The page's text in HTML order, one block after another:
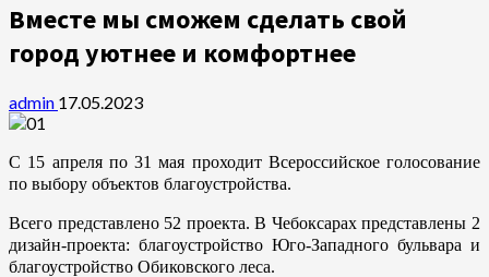
Вместе мы cможем сделать свой
город уютнее и комфортнее
admin 17.05.2023
С 15 апреля по 31 мая проходит Всероссийское голосование
по выбору объектов благоустройства.
Всего представлено 52 проекта. В Чебоксарах представлены 2
дизайн-проекта: благоустройство Юго-Западного бульвара и
благоустройство Обиковского леса.